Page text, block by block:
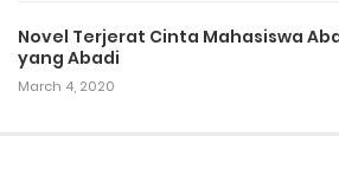
Novel Terjerat Cinta Mahasiswa
yang Abadi
March 4, 2020